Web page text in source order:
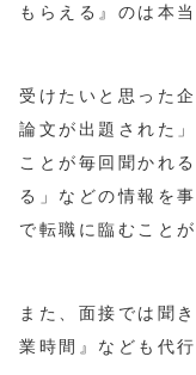
もらえる』のは本
受けたいと思った
論文が出題された
ことが毎回聞かれ
る」などの情報を
で転職に臨むこと
また、面接では聞
業時間』なども代